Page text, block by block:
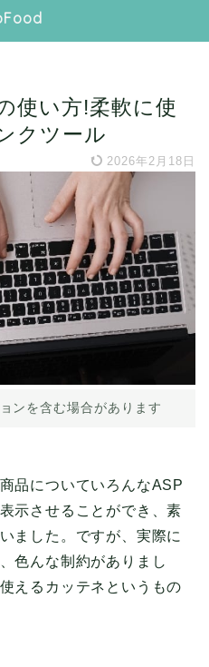
使い方!柔軟に使
クツール
2026年2月18日
ンを含む場合があります
品についていろんなASP
示させることができ、素
ました。ですが、実際に
色んな制約がありまし
えるカッテネというもの